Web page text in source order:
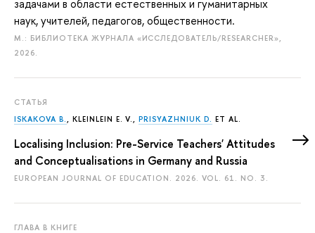
задачами в области естественных и гуманитарных
наук, учителей, педагогов, общественности.
М.: БИБЛИОТЕКА ЖУРНАЛА «ИССЛЕДОВАТЕЛЬ/RESEARCHER»,
2026.
СТАТЬЯ
ISKAKOVA B., KLEINLEIN E. V.,PRISYAZHNIUK D. ET AL.
Localising Inclusion: Pre-Service Teachers' Attitudes
and Conceptualisations in Germany and Russia
EUROPEAN JOURNAL OF EDUCATION. 2026. VOL. 61. NO. 3.
ГЛАВА В КНИГЕ